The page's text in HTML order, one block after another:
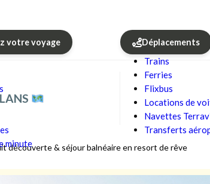
votre voyage
minute
Déplacements
Trains
Ferries
Flixbus
Locations de
Navettes
Transferts
découverte & séjour balnéaire en resort de rêve